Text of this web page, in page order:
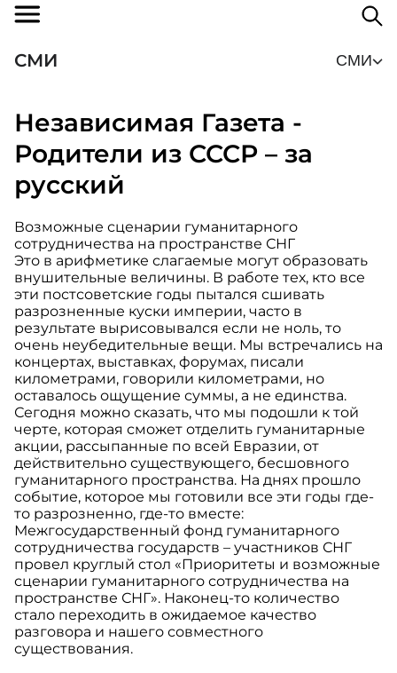
СМИ СМИ
Независимая Газета -
Родители из СССР – за
русский
Возможные сценарии гуманитарного
сотрудничества на пространстве СНГ
Это в арифметике слагаемые могут образовать
внушительные величины. В работе тех, кто все
эти постсоветские годы пытался сшивать
разрозненные куски империи, часто в
результате вырисовывался если не ноль, то
очень неубедительные вещи. Мы встречались на
концертах, выставках, форумах, писали
километрами, говорили километрами, но
оставалось ощущение суммы, а не единства.
Сегодня можно сказать, что мы подошли к той
черте, которая сможет отделить гуманитарные
акции, рассыпанные по всей Евразии, от
действительно существующего, бесшовного
гуманитарного пространства. На днях прошло
событие, которое мы готовили все эти годы где-
то разрозненно, где-то вместе:
Межгосударственный фонд гуманитарного
сотрудничества государств – участников СНГ
провел круглый стол «Приоритеты и возможные
сценарии гуманитарного сотрудничества на
пространстве СНГ». Наконец-то количество
стало переходить в ожидаемое качество
разговора и нашего совместного
существования.